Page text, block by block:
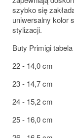
szybko się
uniwersalny kolor
stylizacji.
Buty Primigi
22 - 14,0 cm
23 - 14,7 cm
24 - 15,2 cm
25 - 16,0 cm